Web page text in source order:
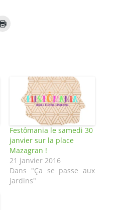
Festômania le samedi 30
janvier sur la place
Mazagran !
21 janvier 2016
Dans "Ça se passe aux
jardins"